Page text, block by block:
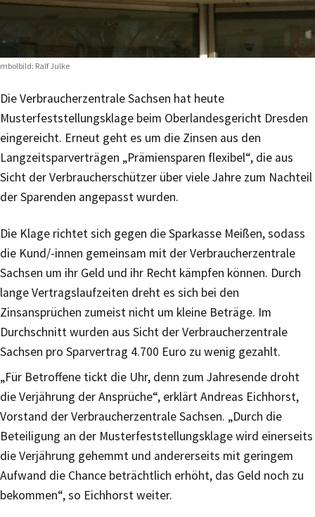
Ralf Julke
Die Verbraucherzentrale Sachsen hat heute
Musterfeststellungsklage beim Oberlandesgericht Dresden
eingereicht. Erneut geht es um die Zinsen aus den
Langzeitsparverträgen „Prämiensparen flexibel“, die aus
Sicht der Verbraucherschützer über viele Jahre zum Nachteil
der Sparenden angepasst wurden.
Die Klage richtet sich gegen die Sparkasse Meißen, sodass
die Kund/-innen gemeinsam mit der Verbraucherzentrale
Sachsen um ihr Geld und ihr Recht kämpfen können. Durch
lange Vertragslaufzeiten dreht es sich bei den
Zinsansprüchen zumeist nicht um kleine Beträge. Im
Durchschnitt wurden aus Sicht der Verbraucherzentrale
Sachsen pro Sparvertrag 4.700 Euro zu wenig gezahlt.
„Für Betroffene tickt die Uhr, denn zum Jahresende droht
die Verjährung der Ansprüche“, erklärt Andreas Eichhorst,
Vorstand der Verbraucherzentrale Sachsen. „Durch die
Beteiligung an der Musterfeststellungsklage wird einerseits
die Verjährung gehemmt und andererseits mit geringem
Aufwand die Chance beträchtlich erhöht, das Geld noch zu
bekommen“, so Eichhorst weiter.